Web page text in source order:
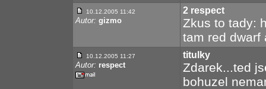
10.12.2005 11:42
Autor: gizmo
2 respect
Zkus to tady:
tam red dwarf
10.12.2005 11:27
Autor: respect
titulky
Zdarek...ted
bohuzel